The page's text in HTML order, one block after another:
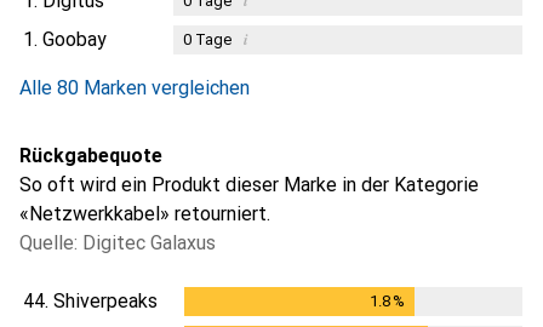
1. Goobay 0Tage i
Alle 80 Marken vergleichen
Rückgabequote
So oft wird ein Produkt dieser Marke in der Kategorie
«Netzwerkkabel» retourniert.
Quelle: Digitec Galaxus
44. Shiverpeaks 1.8%